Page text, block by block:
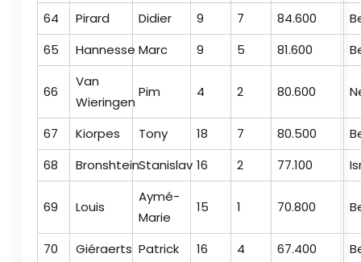
64
Pirard Didier 9 7 84.600
65
Hannesse Marc 9 5 81.600
66
Van
Wieringen
Pim 4 2 80.600
67 Kiorpes Tony 18 7 80.500
68
BronshteinStanislav 16 2 77.100
69 Louis
Aymé-
Marie
15 1 70.800
70 Giéraerts Patrick 16 4 67.400